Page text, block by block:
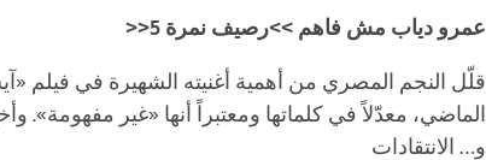
عمرو دياب مش فاهم>>رصيف نمرة 5 <<
قلّل النجم المصري من أهمية أغنيته الشهيرة في فيلم
الماضي، معدّلاً في كلماتها ومعتبراً أنها «غير مفهومة».
و… الانتقادات